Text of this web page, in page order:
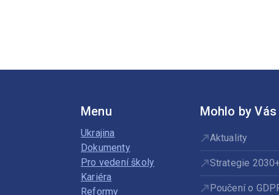
Menu
Ukrajina
Dokumenty
Pro vedení školy
Kariéra
Reformy
Mohlo by
Aktuality
Strategie
Poučení o